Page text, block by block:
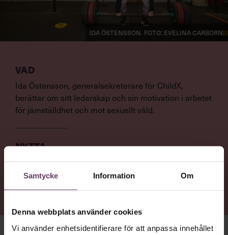
Samtycke Information Om
Denna webbplats använder cookies
Vi använder enhetsidentifierare för att anpassa innehållet
VAD
Ida Östensson, generalsekreterare för ChildX,
berättar om sitt ledarskap och sin motivation i arbetet
för jämställdhet och mot sexuellt våld.
NYTTA
Få en inblick i hur Ida Östensson tänker kring rättvisa,
hälsa, och att leda genom andra – men också
nazisthot och traumahantering på arbetsplatsen.
Ida Östensson. Foto: Evelina Carborn.